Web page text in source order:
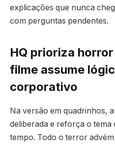
explicações que nunca
com perguntas pendentes.
HQ prioriza
filme assume
corporativo
Na versão em quadrinhos,
deliberada e reforça o tema
tempo. Todo o terror